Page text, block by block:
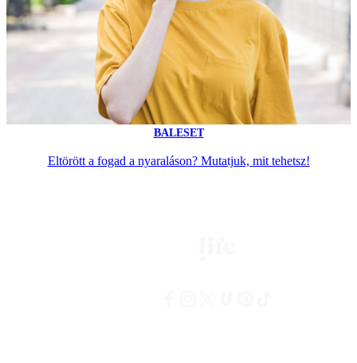
BALESET
Eltörött a fogad a nyaraláson? Mutatjuk, mit tehetsz!